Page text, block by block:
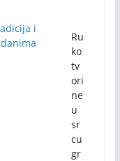
Ru
ko
tv
ori
ne
u
sr
cu
gr